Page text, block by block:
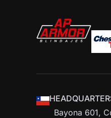
Bayona 601,